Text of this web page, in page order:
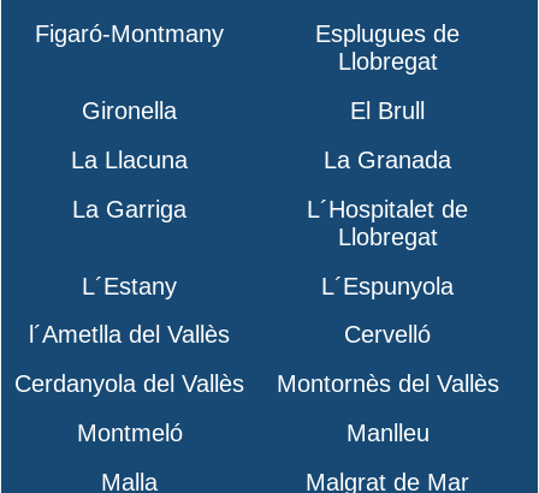
Figaró-Montmany
Esplugues de
Llobregat
Gironella
El Brull
La Llacuna
La Granada
La Garriga
L´Hospitalet de
Llobregat
L´Estany
L´Espunyola
l´Ametlla del Vallès
Cervelló
Cerdanyola del Vallès
Montornès del Vallès
Montmeló
Manlleu
Malla
Malgrat de Mar